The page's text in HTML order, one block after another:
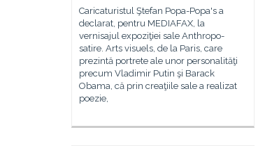
Caricaturistul Ştefan Popa-Popa's a
declarat, pentru MEDIAFAX, la
vernisajul expoziţiei sale Anthropo-
satire. Arts visuels, de la Paris, care
prezintă portrete ale unor personalităţi
precum Vladimir Putin şi Barack
Obama, că prin creaţiile sale a realizat
poezie,